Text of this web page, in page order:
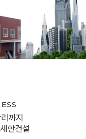
까지
한건설